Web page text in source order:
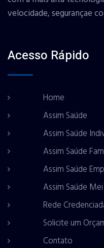
velocidade, segurançae
Acesso Rápido
Home
Assim Saúde
Assim Saúde
Assim Saúde
Assim Saúde
Assim Saúde Mei
Rede
Solicite um
Contato